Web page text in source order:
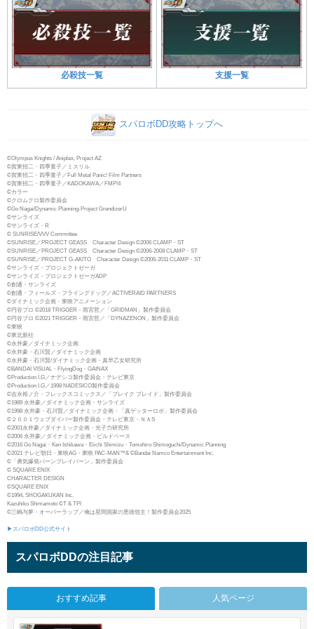
必殺技一覧 支援一覧
スパロボDD攻略トップへ
©Olympus Knights / Aniplex, Project AZ
©賀東招二・四季童子／ミスリル
©賀東招二・四季童子／Full Metal Panic! Film Partners
©賀東招二・四季童子／KADOKAWA／FMP!4
©カラー
©クロムクロ製作委員会
©Go Nagai/Dynamic Planning-Project GrendizerU
©サンライズ
©サンライズ・R
© SUNRISE/VVV Committee
©SUNRISE／PROJECT GEASS Character Design ©2006 CLAMP・ST
©SUNRISE／PROJECT GEASS Character Design ©2006-2008 CLAMP・ST
©SUNRISE／PROJECT G-AKITO Character Design ©2006-2011 CLAMP・ST
©サンライズ・プロジェクトゼーガ
©サンライズ・プロジェクトゼーガADP
©創通・サンライズ
©創通・フィールズ・フライングドッグ／ACTIVERAID PARTNERS
©ダイナミック企画・東映アニメーション
©円谷プロ ©2018 TRIGGER・雨宮哲／「GRIDMAN」製作委員会
©円谷プロ ©2021 TRIGGER・雨宮哲／「DYNAZENON」製作委員会
©東映
©東北新社
©永井豪／ダイナミック企画
©永井豪・石川賢／ダイナミック企画
©永井豪・石川賢/ダイナミック企画・真早乙女研究所
©BANDAI VISUAL・FlyingDog・GAINAX
©Production I.G／ナデシコ製作委員会・テレビ東京
©Production I.G／1998 NADESICO製作委員会
©吉永裕ノ介・フレックスコミックス／「ブレイク ブレイド」製作委員会
©1989 永井豪／ダイナミック企画・サンライズ
©1998 永井豪・石川賢／ダイナミック企画・「真ゲッターロボ」製作委員会
©２００１ウェブダイバー製作委員会・テレビ東京・ＮＡS
©2001永井豪／ダイナミック企画・光子力研究所
©2006 永井豪／ダイナミック企画・ビルドベース
©2016 Go Nagai・Ken Ishikawa・Eiichi Shimizu・Tomohiro Shimoguchi/Dynamic Planning
©2021 テレビ朝日・東映AG・東映 PAC-MAN™& ©Bandai Namco Entertainment Inc.
©「勇気爆発バーンブレイバーン」製作委員会
© SQUARE ENIX
CHARACTER DESIGN
©SQUARE ENIX
©1994, SHOGAKUKAN Inc.
Kazuhiko Shimamoto ©T & TPI
©三嶋与夢・オーバーラップ／俺は星間国家の悪徳領主！製作委員会2025
▶スパロボDD公式サイト
スパロボDDの注目記事
おすすめ記事 人気ページ